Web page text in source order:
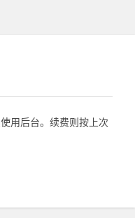
用后台。续费则按上次